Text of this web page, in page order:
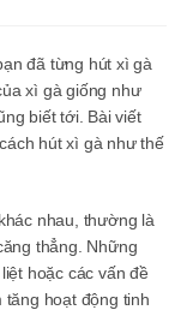
đã từng hút xì gà
xì gà giống như
biết tới. Bài viết
hút xì gà như thế
nhau, thường là
thẳng. Những
hoặc các vấn đề
tăng hoạt động tinh